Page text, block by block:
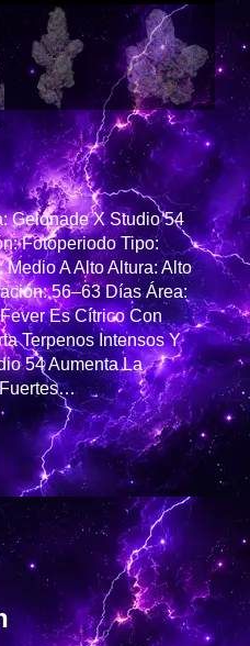
Gelonade X Studio 54
Fotoperiodo Tipo:
A Alto Altura: Alto
56–63 Días Área:
Es Cítrico Con
Terpenos Intensos Y
54 Aumenta La